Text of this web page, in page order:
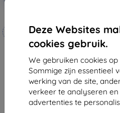
Deze Websites
cookies gebruik.
We gebruiken cookies op
Sommige zijn essentieel
werking van de site,
verkeer te analyseren en
advertenties te
Op maat gemaakt
€ 20,90
€ 18,80
Op voorraad: 4 stuks